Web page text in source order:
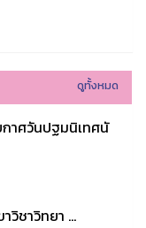
ดูทั้งหมด
าศวันปฐมนิเทศนั
วิชาวิทยา ...